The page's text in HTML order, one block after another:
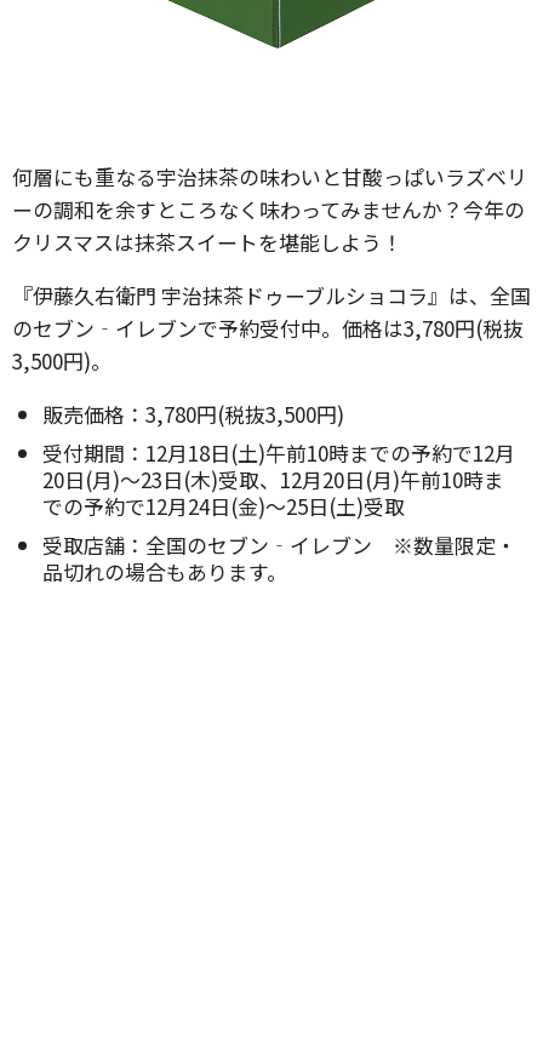
何層にも重なる宇治抹茶の味わいと甘酸っぱいラズベリ
ーの調和を余すところなく味わってみませんか？今年の
クリスマスは抹茶スイートを堪能しよう！
『伊藤久右衛門 宇治抹茶ドゥーブルショコラ』は、全国
のセブン‐イレブンで予約受付中。価格は3,780円(税抜
3,500円)。
販売価格：3,780円(税抜3,500円)
受付期間：12月18日(土)午前10時までの予約で12月
20日(月)～23日(木)受取、12月20日(月)午前10時ま
での予約で12月24日(金)～25日(土)受取
受取店舗：全国のセブン‐イレブン ※数量限定・
品切れの場合もあります。